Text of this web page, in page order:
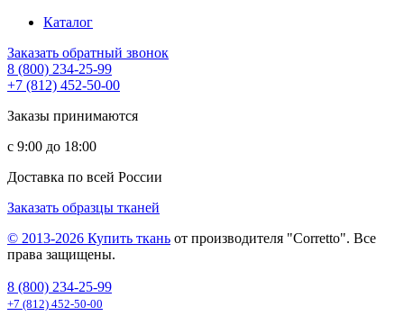
Каталог
Заказать обратный звонок
8 (800) 234-25-99
+7 (812) 452-50-00
Заказы принимаются
с 9:00 до 18:00
Доставка по всей России
Заказать образцы тканей
© 2013-2026 Купить ткань от производителя "Corretto". Все
права защищены.
8 (800) 234-25-99
+7 (812) 452-50-00